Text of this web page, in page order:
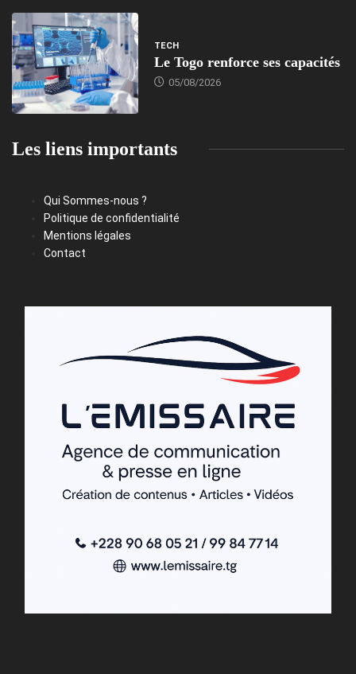
TECH
Le Togo renforce ses capacités
05/08/2026
Les liens importants
Qui Sommes-nous ?
Politique de confidentialité
Mentions légales
Contact